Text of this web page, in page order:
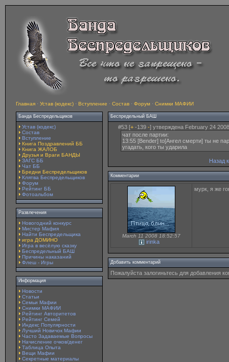
Главная · Устав (кодекс) · Вступление · Состав · Форум · Снимки МАФИИ
Банда Беспредельщиков
Устав (кодекс)
Состав
Вступление
Книга Поздравлений ББ
Книга ЖАЛОБ
Друзья и Враги БАНДЫ
ЗАГС ББ
Чат ББ
Бредни Беспредельщиков
Клятва Беспредельщиков
Форум
Рейтинг ББ
Фотоальбом
Развлечения
Новогодний конкурс
Мистер Мафия
Найти Беспредельщика
игра ДОМИНО
Игра в весёлую сказку
Беспредельный БАШ
Причины наказаний
Флеш - Игры
Информация
Новости
Статьи
Семьи Мафии
Снимки МАФИИ
Рейтинг Авторитетов
Рейтинг Семей
Индекс Популярности
Лучший Новичок Мафии
Часто Задаваемые Вопросы
Начисление очков/денег
Таблица Опыта
Вещи Мафии
Секретные материалы
Беспредельный БАШ
#53 [+ -139 -] утверждена February 24
чат после партии:
13:55 [Bender] to[Ангел смерти] ты не
угадать, кого ты ударила
Назад
Комментарии
March 11 2008 18:52:57
irinka
мурк, я же
Добавить комментарий
Пожалуйста залогиньтесь для добавления